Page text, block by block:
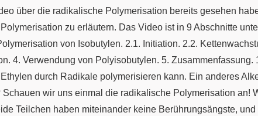
über die radikalische Polymerisation bereits gesehen
zu erläutern. Das Video ist in 9 Abschnitte
von Isobutylen. 2.1. Initiation. 2.2.
4. Verwendung von Polyisobutylen. 5.
durch Radikale polymerisieren kann. Ein anderes
wir uns einmal die radikalische Polymerisation an!
Teilchen haben miteinander keine Berührungsängste,